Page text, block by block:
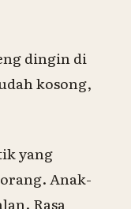
dingin di
kosong,
yang
Anak-
Rasa